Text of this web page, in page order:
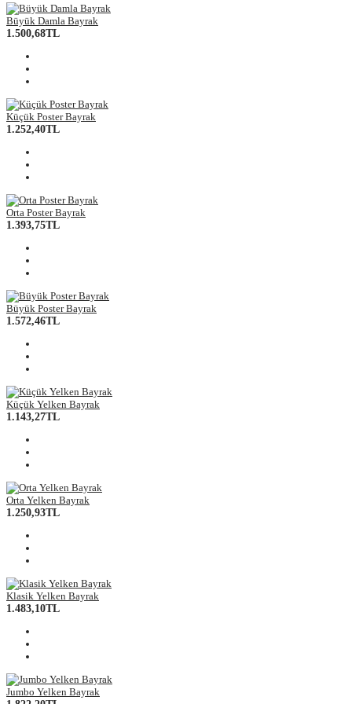
Büyük Damla Bayrak
1.500,68TL
Küçük Poster Bayrak
1.252,40TL
Orta Poster Bayrak
1.393,75TL
Büyük Poster Bayrak
1.572,46TL
Küçük Yelken Bayrak
1.143,27TL
Orta Yelken Bayrak
1.250,93TL
Klasik Yelken Bayrak
1.483,10TL
Jumbo Yelken Bayrak